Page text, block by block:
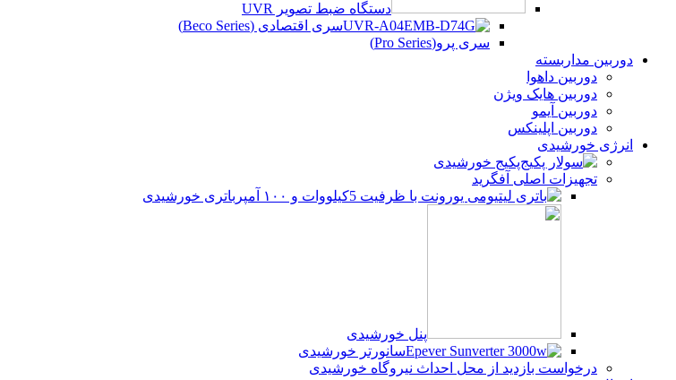
دستگاه ضبط تصویر UVR
سری اقتصادی (Beco Series)
سری پرو(Pro Series)
دوربین مداربسته
دوربین داهوا
دوربین هایک ویژن
دوربین آیمو
دوربین اپلینکس
انرژی خورشیدی
پکیج خورشیدی
تجهیزات اصلی آفگرید
باتری خورشیدی
پنل خورشیدی
سانورتر خورشیدی
درخواست بازدید از محل احداث نیروگاه خورشیدی